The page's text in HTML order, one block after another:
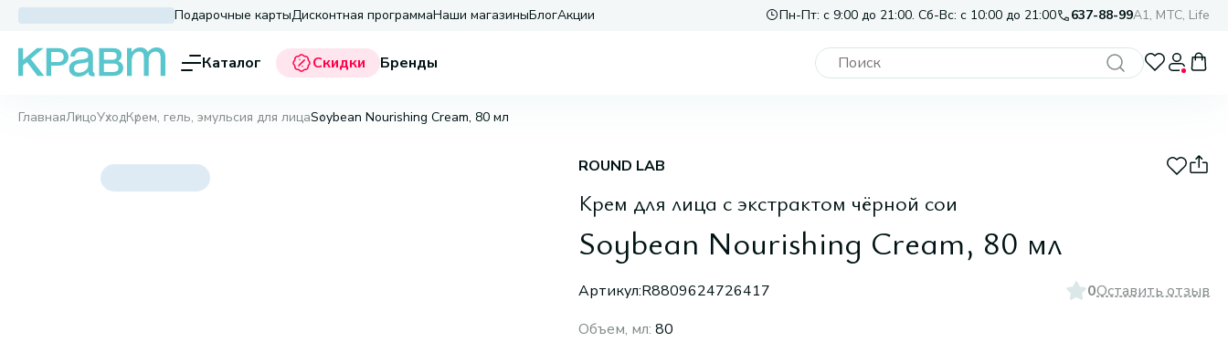
Подарочные картыДисконтная программаНаши магазиныБлогАкции Пн-Пт: с 9:00 до 21:00. Сб-Вс: с 10:00 до 21:00 637-88-99A1, МТС, Life
Каталог Скидки Бренды
ГлавнаяЛицоУходКрем, гель, эмульсия для лицаSoybean Nourishing Cream, 80 мл
ROUND LAB
Крем для лица с экстрактом чёрной сои
Soybean Nourishing Cream, 80 мл
Артикул:R8809624726417 0Оставить отзыв
Объем, мл: 80